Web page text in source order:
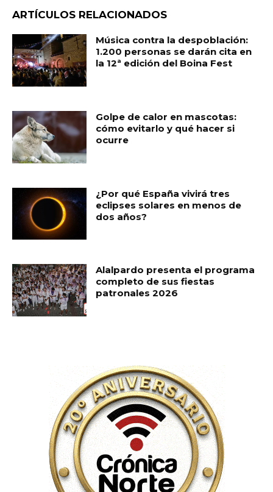
ARTÍCULOS RELACIONADOS
Música contra la despoblación:
1.200 personas se darán cita en
la 12ª edición del Boina Fest
Golpe de calor en mascotas:
cómo evitarlo y qué hacer si
ocurre
¿Por qué España vivirá tres
eclipses solares en menos de
dos años?
Alalpardo presenta el programa
completo de sus fiestas
patronales 2026